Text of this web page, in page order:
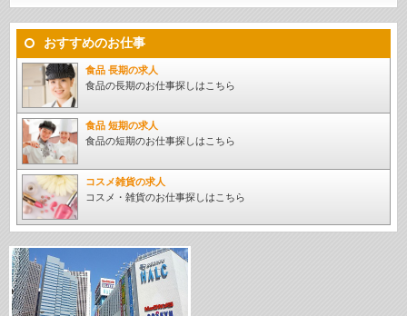
おすすめのお仕事
食品 長期の求人
食品の長期のお仕事探しはこちら
食品 短期の求人
食品の短期のお仕事探しはこちら
コスメ雑貨の求人
コスメ・雑貨のお仕事探しはこちら